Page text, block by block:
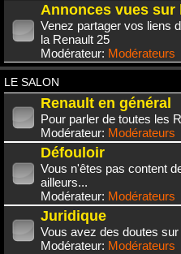
Annonces vues sur
Venez partager vos liens
la Renault 25
Modérateur: Modérateurs
LE SALON
Renault en général
Pour parler de toutes les
Modérateur: Modérateurs
Défouloir
Vous n'êtes pas content
ailleurs...
Modérateur: Modérateurs
Juridique
Vous avez des doutes
Modérateur: Modérateurs